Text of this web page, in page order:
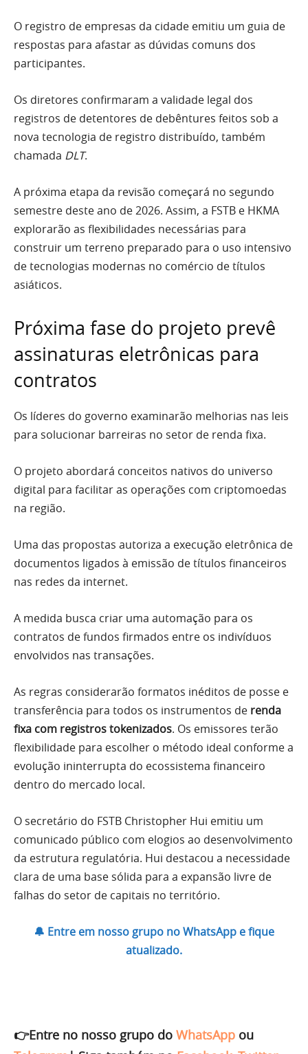
O registro de empresas da cidade emitiu um guia de
respostas para afastar as dúvidas comuns dos
participantes.
Os diretores confirmaram a validade legal dos
registros de detentores de debêntures feitos sob a
nova tecnologia de registro distribuído, também
chamada DLT.
A próxima etapa da revisão começará no segundo
semestre deste ano de 2026. Assim, a FSTB e HKMA
explorarão as flexibilidades necessárias para
construir um terreno preparado para o uso intensivo
de tecnologias modernas no comércio de títulos
asiáticos.
Próxima fase do projeto prevê
assinaturas eletrônicas para
contratos
Os líderes do governo examinarão melhorias nas leis
para solucionar barreiras no setor de renda fixa.
O projeto abordará conceitos nativos do universo
digital para facilitar as operações com criptomoedas
na região.
Uma das propostas autoriza a execução eletrônica de
documentos ligados à emissão de títulos financeiros
nas redes da internet.
A medida busca criar uma automação para os
contratos de fundos firmados entre os indivíduos
envolvidos nas transações.
As regras considerarão formatos inéditos de posse e
transferência para todos os instrumentos de renda
fixa com registros tokenizados. Os emissores terão
flexibilidade para escolher o método ideal conforme a
evolução ininterrupta do ecossistema financeiro
dentro do mercado local.
O secretário do FSTB Christopher Hui emitiu um
comunicado público com elogios ao desenvolvimento
da estrutura regulatória. Hui destacou a necessidade
clara de uma base sólida para a expansão livre de
falhas do setor de capitais no território.
🔔 Entre em nosso grupo no WhatsApp e fique
atualizado.
👉Entre no nosso grupo do WhatsApp ou